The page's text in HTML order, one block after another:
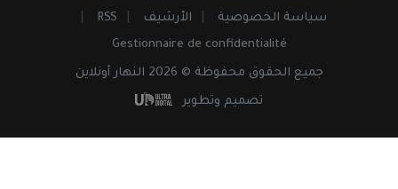
سياسة الخصوصية
الأرشيف
RSS
Gestionnaire de confidentialité
جميع الحقوق محفوظة © 2026 النهار أونلاين
تصميم وتطوير